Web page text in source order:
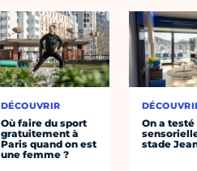
DÉCOUVRIR
Où faire du sport
gratuitement à
Paris quand on est
une femme ?
On a
stade